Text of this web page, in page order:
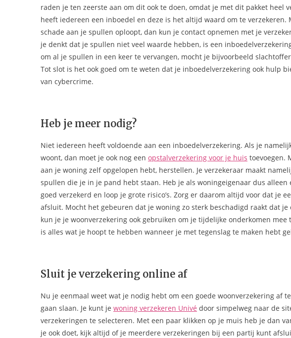
raden je ten zeerste aan om dit ook te doen, omdat je met dit pakket heel
heeft iedereen een inboedel en deze is het altijd waard om te
schade aan je spullen oploopt, dan kun je contact opnemen met je
je denkt dat je spullen niet veel waarde hebben, is een
om al je spullen in een keer te vervangen, mocht je bijvoorbeeld
Tot slot is het ook goed om te weten dat je inboedelverzekering ook hulp
van cybercrime.
Heb je meer nodig?
Niet iedereen heeft voldoende aan een inboedelverzekering. Als je
woont, dan moet je ook nog een opstalverzekering voor je huis toevoegen.
aan je woning zelf opgelopen hebt, herstellen. Je verzekeraar maakt
spullen die je in je pand hebt staan. Heb je als woningeigenaar dus
goed verzekerd en loop je grote risico’s. Zorg er daarom altijd voor dat je
afsluit. Mocht het gebeuren dat je woning zo sterk beschadigd raakt dat
kun je je woonverzekering ook gebruiken om je tijdelijke onderkomen
is alles wat je hoopt te hebben wanneer je met tegenslag te maken hebt
Sluit je verzekering online af
Nu je eenmaal weet wat je nodig hebt om een goede woonverzekering af
gaan slaan. Je kunt je woning verzekeren Univé door simpelweg naar de
verzekeringen te selecteren. Met een paar klikken op je muis heb je dan
je ook doet, kijk altijd of je meerdere verzekeringen bij een partij kunt